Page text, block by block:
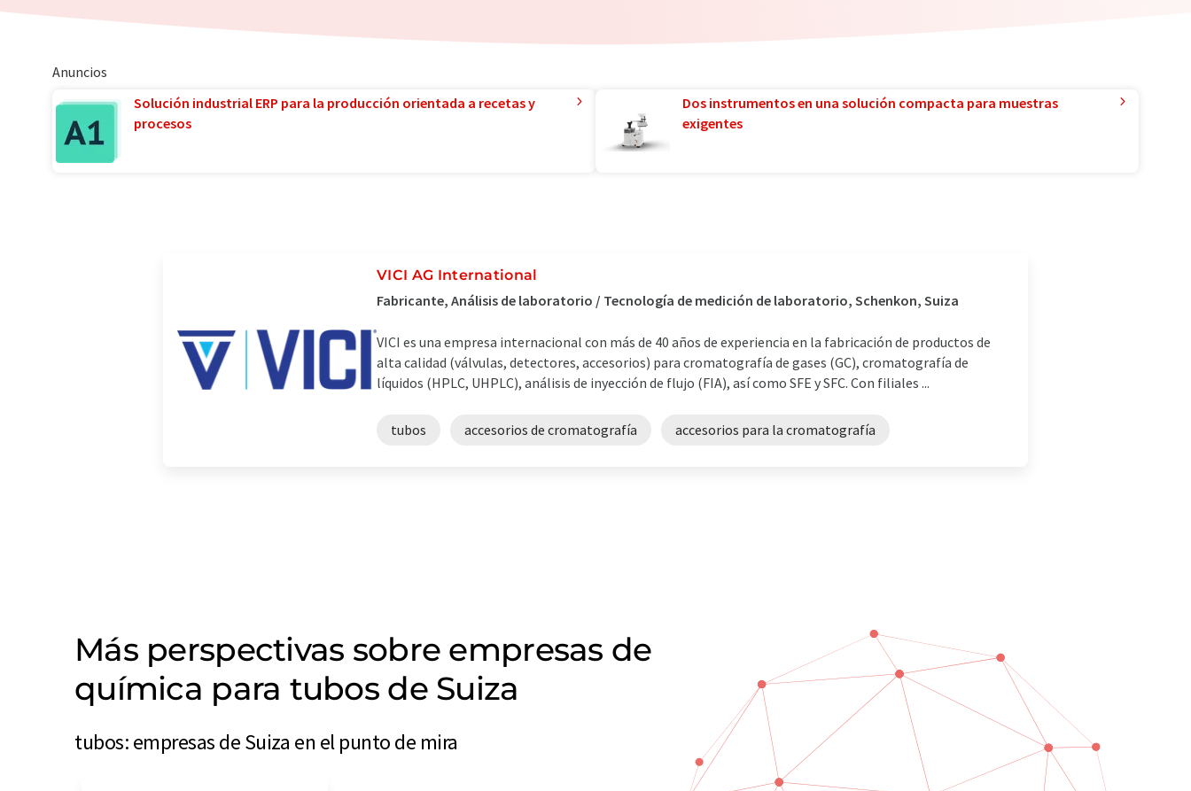
Anuncios
Solución industrial ERP para la producción orientada a recetas y
procesos
Dos instrumentos en una solución compacta para muestras
exigentes
VICI AG International
Fabricante, Análisis de laboratorio / Tecnología de medición de laboratorio, Schenkon, Suiza
VICI es una empresa internacional con más de 40 años de experiencia en la fabricación de productos de
alta calidad (válvulas, detectores, accesorios) para cromatografía de gases (GC), cromatografía de
líquidos (HPLC, UHPLC), análisis de inyección de flujo (FIA), así como SFE y SFC. Con filiales ...
tubos accesorios de cromatografía accesorios para la cromatografía
Más perspectivas sobre empresas de
química para tubos de Suiza
tubos: empresas de Suiza en el punto de mira